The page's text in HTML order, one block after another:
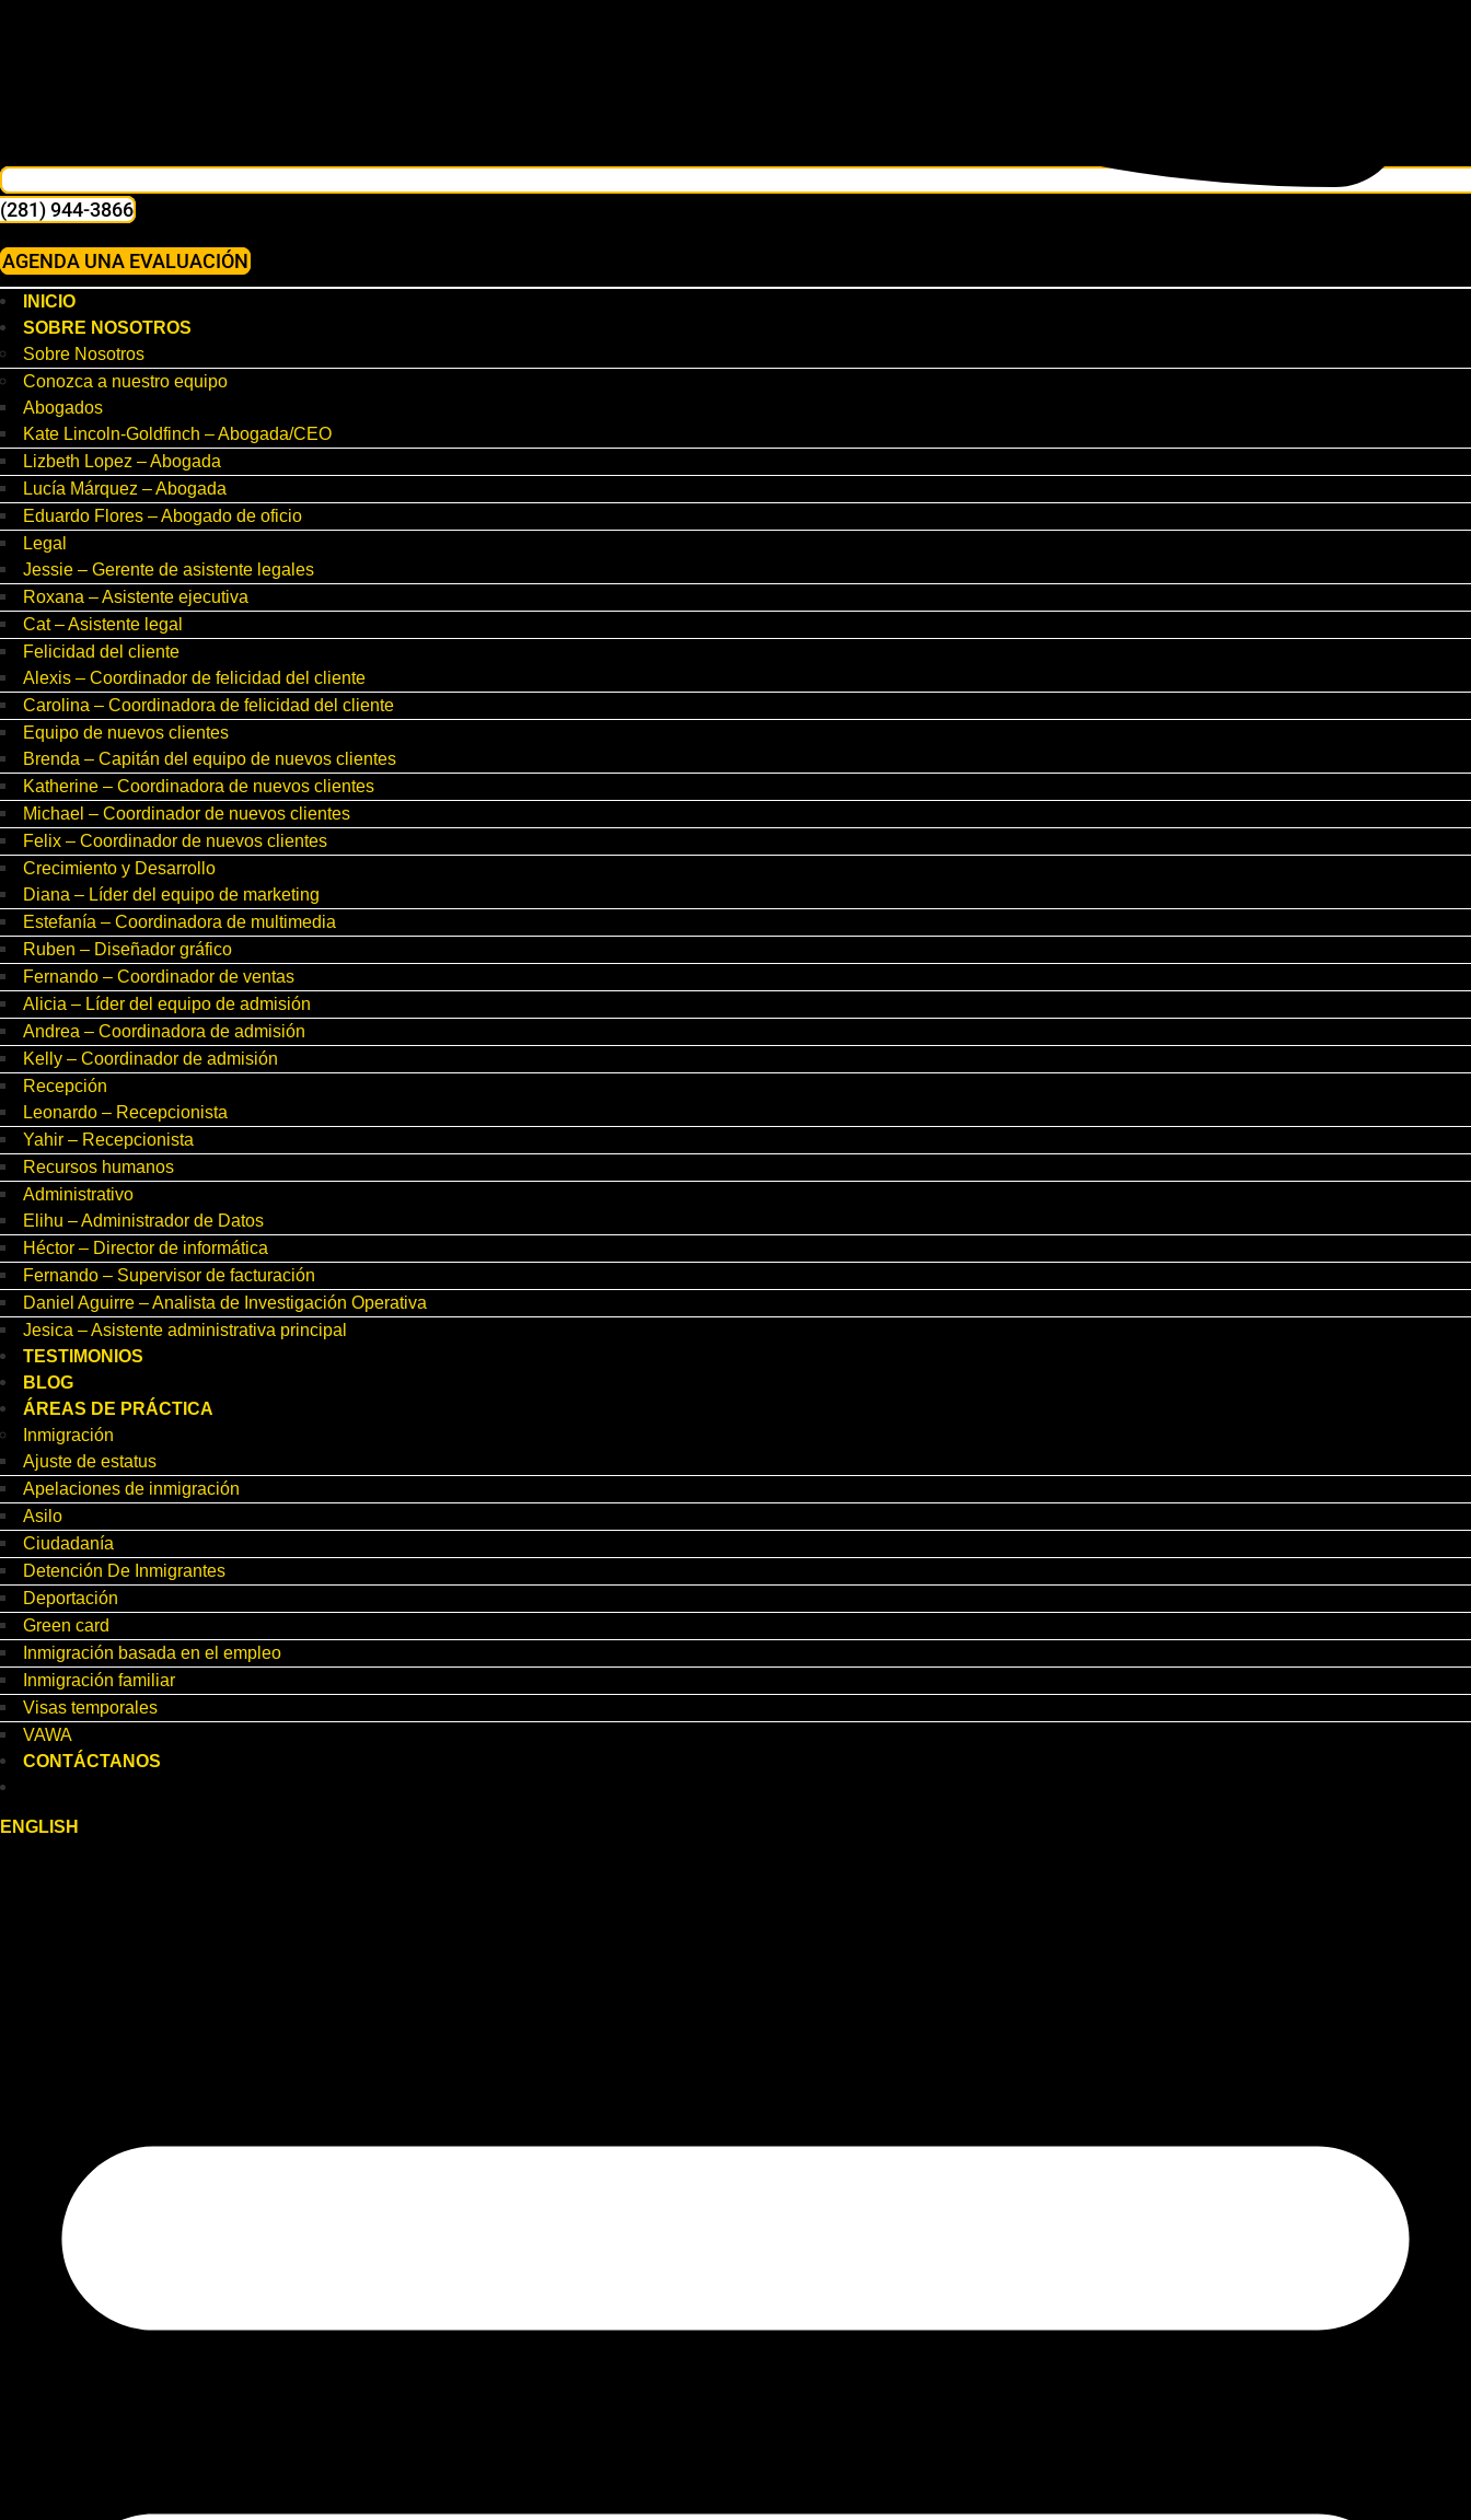
(281) 944-3866
AGENDA UNA EVALUACIÓN
INICIO
SOBRE NOSOTROS
Sobre Nosotros
Conozca a nuestro equipo
Abogados
Kate Lincoln-Goldfinch – Abogada/CEO
Lizbeth Lopez – Abogada
Lucía Márquez – Abogada
Eduardo Flores – Abogado de oficio
Legal
Jessie – Gerente de asistente legales
Roxana – Asistente ejecutiva
Cat – Asistente legal
Felicidad del cliente
Alexis – Coordinador de felicidad del cliente
Carolina – Coordinadora de felicidad del cliente
Equipo de nuevos clientes
Brenda – Capitán del equipo de nuevos clientes
Katherine – Coordinadora de nuevos clientes
Michael – Coordinador de nuevos clientes
Felix – Coordinador de nuevos clientes
Crecimiento y Desarrollo
Diana – Líder del equipo de marketing
Estefanía – Coordinadora de multimedia
Ruben – Diseñador gráfico
Fernando – Coordinador de ventas
Alicia – Líder del equipo de admisión
Andrea – Coordinadora de admisión
Kelly – Coordinador de admisión
Recepción
Leonardo – Recepcionista
Yahir – Recepcionista
Recursos humanos
Administrativo
Elihu – Administrador de Datos
Héctor – Director de informática
Fernando – Supervisor de facturación
Daniel Aguirre – Analista de Investigación Operativa
Jesica – Asistente administrativa principal
TESTIMONIOS
BLOG
ÁREAS DE PRÁCTICA
Inmigración
Ajuste de estatus
Apelaciones de inmigración
Asilo
Ciudadanía
Detención De Inmigrantes
Deportación
Green card
Inmigración basada en el empleo
Inmigración familiar
Visas temporales
VAWA
CONTÁCTANOS
ENGLISH